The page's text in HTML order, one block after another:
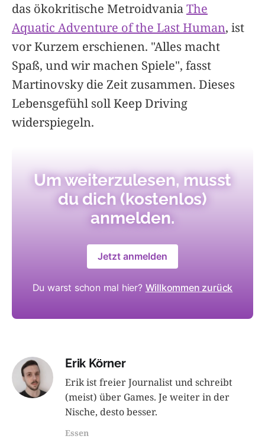
das ökokritische MetroidvaniaThe
Aquatic Adventure of the Last Human, ist
vor Kurzem erschienen. "Alles macht
Spaß, und wir machen Spiele", fasst
Martinovsky die Zeit zusammen. Dieses
Lebensgefühl soll Keep Driving
widerspiegeln.
Um weiterzulesen, musst
du dich (kostenlos)
anmelden.
Jetzt anmelden
Du warst schon mal hier? Willkommen zurück
Erik Körner
Erik ist freier Journalist und schreibt
(meist) über Games. Je weiter in der
Nische, desto besser.
Essen